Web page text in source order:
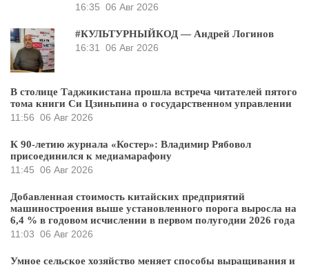
16:35 06 Авг 2026
#КУЛЬТУРНЫЙКОД — Андрей Логинов
16:31 06 Авг 2026
В столице Таджикистана прошла встреча читателей пятого
тома книги Си Цзиньпина о государственном управлении
11:56 06 Авг 2026
К 90-летию журнала «Костер»: Владимир Рябовол
присоединился к медиамарафону
11:45 06 Авг 2026
Добавленная стоимость китайских предприятий
машиностроения выше установленного порога выросла на
6,4 % в годовом исчислении в первом полугодии 2026 года
11:03 06 Авг 2026
Умное сельское хозяйство меняет способы выращивания и